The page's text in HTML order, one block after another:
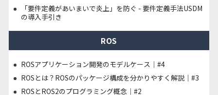
「要件定義があいまいで炎上」を防ぐ - 要件定義手法USDM
の導入手引き
ROS
ROSアプリケーション開発のモデルケース｜#4
ROSとは？ROSのパッケージ構成を分かりやすく解説｜#3
ROSとROS2のプログラミング概念｜#2